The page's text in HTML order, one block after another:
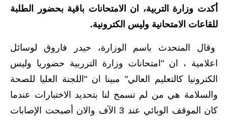
الاخبار الاقتصادية
الاخبار الرياضية
المدارس
اخبار وقرارات وزارة التربية
نتائج الامتحانات
أكدت وزارة التربية، ان الامتحانات باقية بحضور الطلبة
للقاعات الامتحانية وليس الكترونية.
وقال المتحدث باسم الوزارة، حيدر فاروق لوسائل
اعلامية ، ان "امتحانات وزارة الترربية حضوريا وليس
الكترونيا كالتعليم العالي" مبينا ان "اللجنة العليا للصحة
والسلامة هي من لم تسمح لنا بتحديد الاختبارات عندما
كان الموقف الوبائي عند 3 الآف والان أصبحت الإصابات